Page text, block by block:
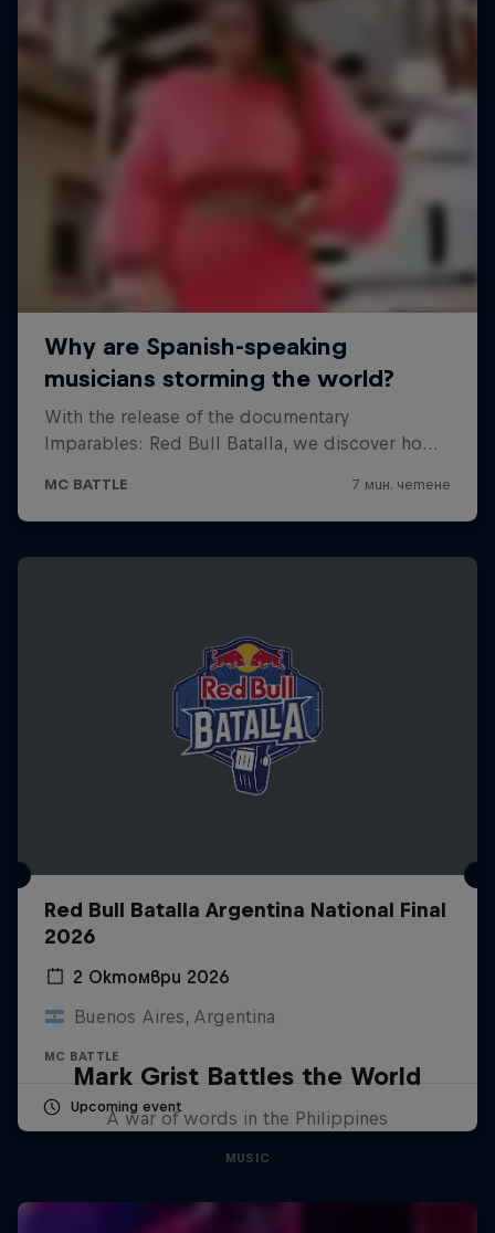
Red Bull Batalla Argentina National Final
2026
2 Октомври 2026
Buenos Aires, Argentina
MC BATTLE
Upcoming event
Mark Grist Battles the World
A war of words in the Philippines
MUSIC